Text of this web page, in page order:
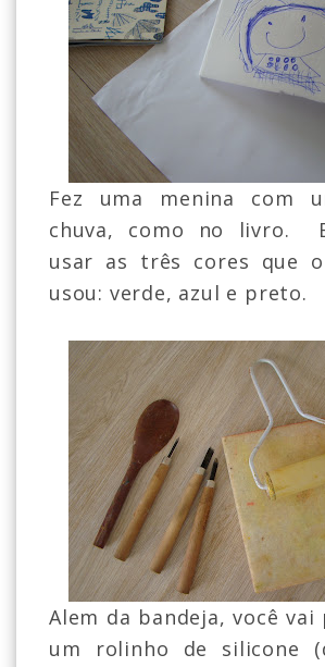
Fez uma menina com
chuva, como no livro.
usar as três cores que
usou: verde, azul e preto.
Alem da bandeja, você vai
um rolinho de silicone